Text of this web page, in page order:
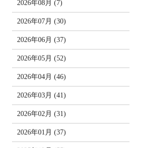
2026年08月 (7)
2026年07月 (30)
2026年06月 (37)
2026年05月 (52)
2026年04月 (46)
2026年03月 (41)
2026年02月 (31)
2026年01月 (37)